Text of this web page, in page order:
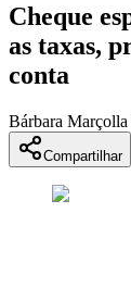
Cheque
as taxas,
conta
Bárbara Marçolla
Compartilhar